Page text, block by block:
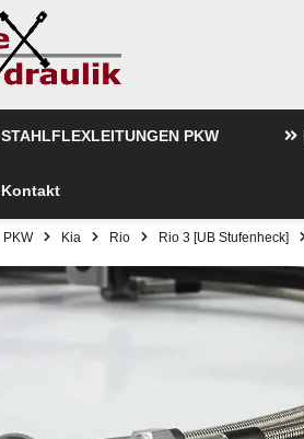
STAHLFLEXLEITUNGEN PKW
Kontakt
PKW Kia Rio Rio 3 [UB Stufenheck]